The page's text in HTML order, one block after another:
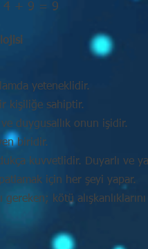
+ 9 = 9
yeteneklidir.
kişiliğe sahiptir.
duygusallık onun işidir.
biridir.
kuvvetlidir. Duyarlı ve
için her şeyi yapar.
gereken; kötü